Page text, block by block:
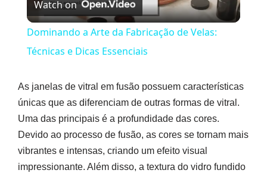
Video
Watch on
Dominando a Arte da Fabricação de Velas:
Técnicas e Dicas Essenciais
As janelas de vitral em fusão possuem características
únicas que as diferenciam de outras formas de vitral.
Uma das principais é a profundidade das cores.
Devido ao processo de fusão, as cores se tornam mais
vibrantes e intensas, criando um efeito visual
impressionante. Além disso, a textura do vidro fundido